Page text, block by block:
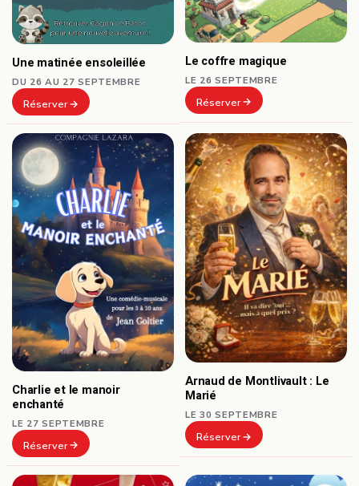
Une matinée ensoleillée
DU 26 AU 27 SEPTEMBRE
Réserver
Le coffre magique
LE 26 SEPTEMBRE
Réserver
Charlie et le manoir
enchanté
LE 27 SEPTEMBRE
Réserver
Arnaud de Montlivault : Le
Marié
LE 30 SEPTEMBRE
Réserver